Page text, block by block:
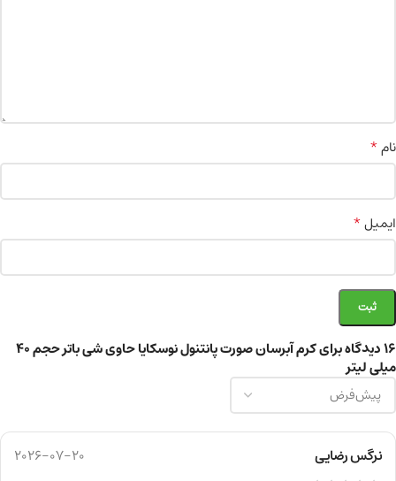
16 دیدگاه برای کرم آبرسان صورت پانتنول نوسکایا حاوی شی باتر حجم 40
میلی لیتر
نرگس رضایی 2026-07-20
نام*
ایمیل*